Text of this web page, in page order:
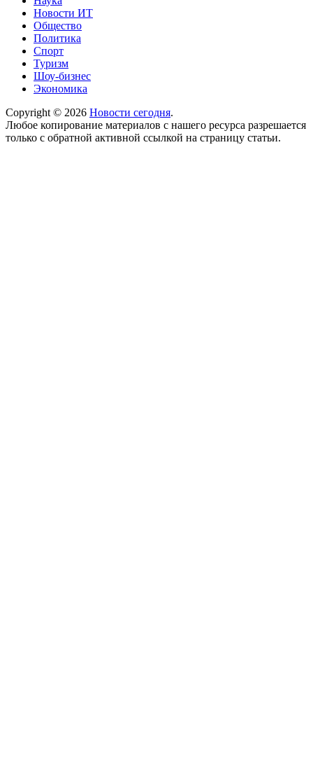
Новости ИТ
Общество
Политика
Спорт
Туризм
Шоу-бизнес
Экономика
Copyright © 2026 Новости сегодня.
Любое копирование материалов с нашего ресурса разрешается
только с обратной активной ссылкой на страницу статьи.